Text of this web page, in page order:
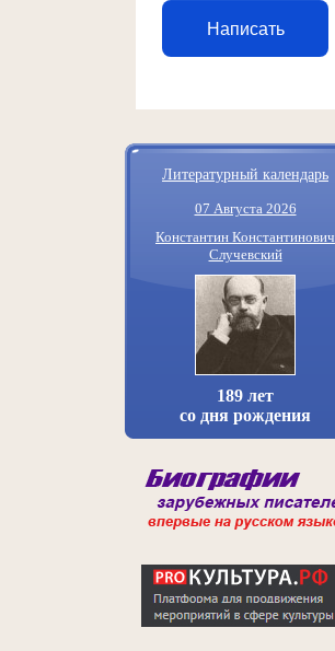
Написать
Литературный календарь
07 Августа 2026
Константин Константинович
Случевский
189 лет
со дня рождения